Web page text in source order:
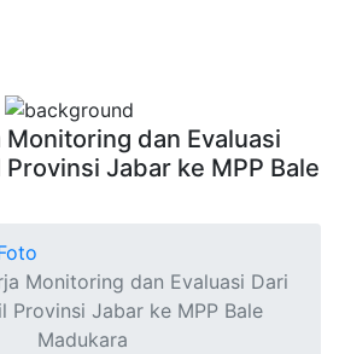
Monitoring dan Evaluasi
Jabar ke MPP Bale
Monitoring dan Evaluasi Dari
Provinsi Jabar ke MPP Bale
Madukara